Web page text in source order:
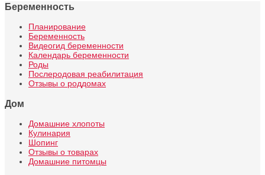
Беременность
Планирование
Беременность
Видеогид беременности
Календарь беременности
Роды
Послеродовая реабилитация
Отзывы о роддомах
Дом
Домашние хлопоты
Кулинария
Шопинг
Отзывы о товарах
Домашние питомцы